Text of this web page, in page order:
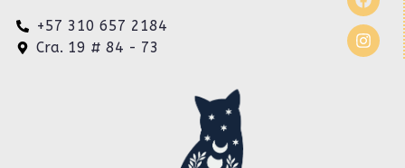
+57 310 657 2184
Cra. 19 # 84 - 73